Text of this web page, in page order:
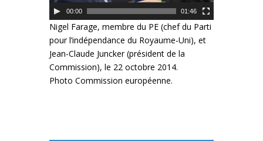
00:00 01:46
Nigel Farage, membre du PE (chef du Parti
pour l’indépendance du Royaume-Uni), et
Jean-Claude Juncker (président de la
Commission), le 22 octobre 2014.
Photo Commission européenne.